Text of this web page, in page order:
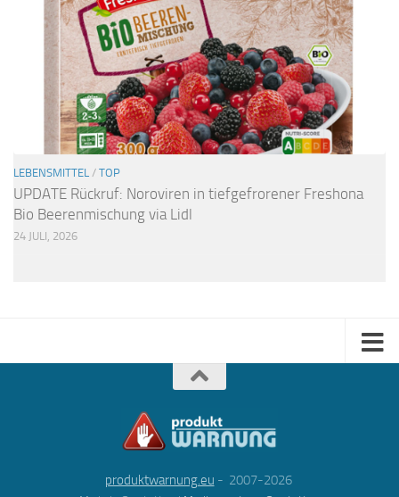
LEBENSMITTEL / TOP
UPDATE Rückruf: Noroviren in tiefgefrorener Freshona
Bio Beerenmischung via Lidl
24 JULI, 2026
produktwarnung.eu - 2007-2026